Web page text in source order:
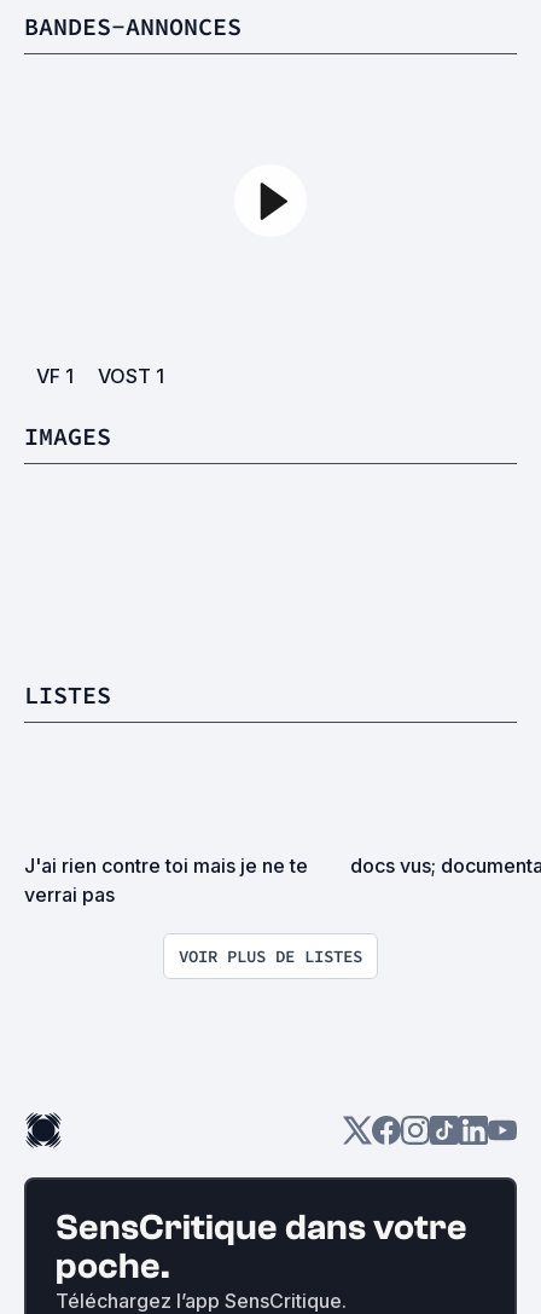
BANDES-ANNONCES
VF 1 VOST 1
IMAGES
LISTES
J'ai rien contre toi mais je ne te
verrai pas
docs vus;
VOIR PLUS DE LISTES
SensCritique dans votre
poche.
Téléchargez l’app SensCritique.